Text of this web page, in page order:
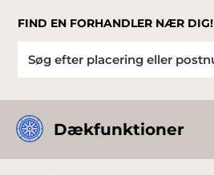
FIND EN FORHANDLER NÆR DIG!
Dækfunktioner